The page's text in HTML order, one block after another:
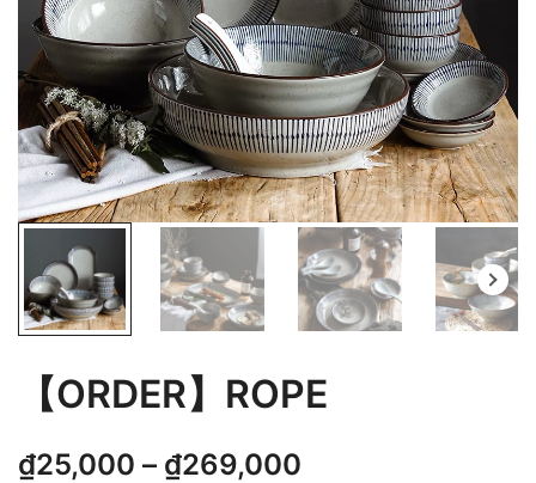
【ORDER】ROPE
₫25,000 – ₫269,000